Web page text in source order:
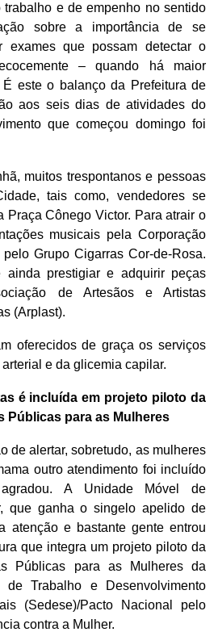
trabalho e de empenho no sentido
sobre a importância de se
exames que possam detectar o
– quando há maior
este o balanço da Prefeitura de
aos seis dias de atividades do
que começou domingo foi
muitos trespontanos e pessoas
tais como, vendedores se
Praça Cônego Victor. Para atrair o
musicais pela Corporação
Grupo Cigarras Cor-de-Rosa.
ainda prestigiar e adquirir peças
de Artesãos e Artistas
(Arplast).
oferecidos de graça os serviços
e da glicemia capilar.
é incluída em projeto piloto da
Públicas para as Mulheres
de alertar, sobretudo, as mulheres
outro atendimento foi incluído
A Unidade Móvel de
que ganha o singelo apelido de
atenção e bastante gente entrou
que integra um projeto piloto da
Públicas para as Mulheres da
de Trabalho e Desenvolvimento
(Sedese)/Pacto Nacional pelo
contra a Mulher.